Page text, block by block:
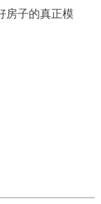
房子的真正模